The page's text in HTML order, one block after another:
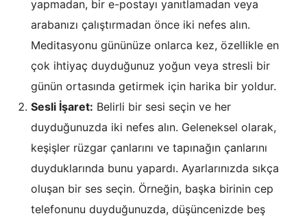
yapmadan, bir e-postayı yanıtlamadan veya
arabanızı çalıştırmadan önce iki nefes alın.
Meditasyonu gününüze onlarca kez, özellikle en
çok ihtiyaç duyduğunuz yoğun veya stresli bir
günün ortasında getirmek için harika bir yoldur.
Sesli İşaret: Belirli bir sesi seçin ve her
duyduğunuzda iki nefes alın. Geleneksel olarak,
keşişler rüzgar çanlarını ve tapınağın çanlarını
duyduklarında bunu yapardı. Ayarlarınızda sıkça
oluşan bir ses seçin. Örneğin, başka birinin cep
telefonunu duyduğunuzda, düşüncenizde beş